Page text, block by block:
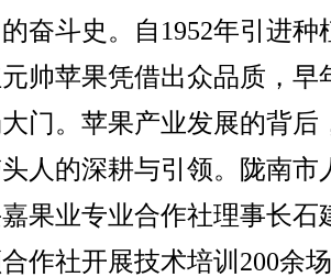
奋斗史。自1952年引进种
帅苹果凭借出众品质，早
门。苹果产业发展的背后
人的深耕与引领。陇南市
果业专业合作社理事长石
作社开展技术培训200余